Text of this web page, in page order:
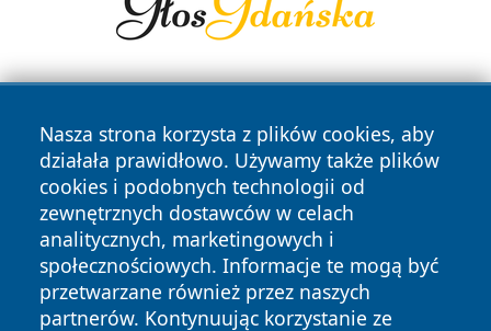
Nasza strona korzysta z plików cookies, aby
działała prawidłowo. Używamy także plików
cookies i podobnych technologii od
zewnętrznych dostawców w celach
analitycznych, marketingowych i
społecznościowych. Informacje te mogą być
przetwarzane również przez naszych
partnerów. Kontynuując korzystanie ze
Copyright © 2026 echobialystok.pl Wszystkie prawa
zastrzeżone.
Polityka Polityka